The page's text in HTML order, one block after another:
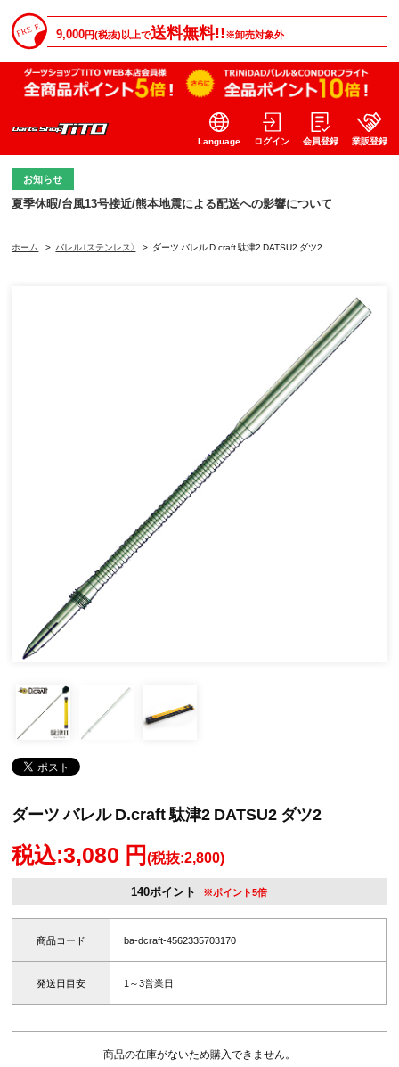
9,000円(税抜)以上で送料無料!!※卸売対象外
Language ログイン 会員登録 業販登録
お知らせ
夏季休暇/台風13号接近/熊本地震による配送への影響について
ホーム > バレル（ステンレス） > ダーツ バレル D.craft 駄津2 DATSU2 ダツ2
ダーツ バレル D.craft 駄津2 DATSU2 ダツ2
税込:3,080 円(税抜:2,800)
140ポイント ※ポイント5倍
商品コード ba-dcraft-4562335703170
発送日目安 1～3営業日
商品の在庫がないため購入できません。